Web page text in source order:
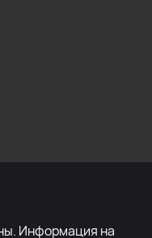
Информация на